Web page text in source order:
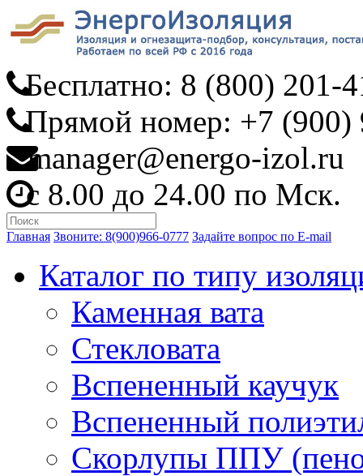
Бесплатно: 8 (800) 201-
Прямой номер: +7 (900)
manager@energo-izol.ru
с 8.00 до 24.00 по Мск.
Главная Звоните: 8(900)966-0777 Задайте вопрос по E-mail
Каталог по типу
Каменная вата
Стекловата
Вспененный каучук
Вспененный
Скорлупы ППУ